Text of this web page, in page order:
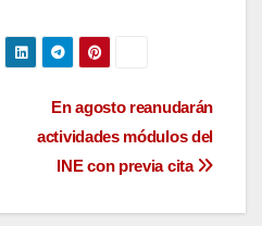
En agosto reanudarán
actividades módulos del
INE con previa cita